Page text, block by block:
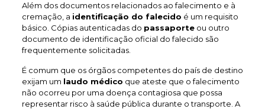
Além dos documentos relacionados ao falecimento e à
cremação, a identificação do falecido é um requisito
básico. Cópias autenticadas do passaporteou outro
documento de identificação oficial do falecido são
frequentemente solicitadas.
É comum que os órgãos competentes do país de destino
exijam um laudo médico que ateste que o falecimento
não ocorreu por uma doença contagiosa que possa
representar risco à saúde pública durante o transporte. A